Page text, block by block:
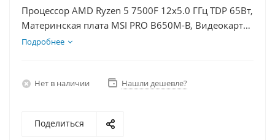
Процессор AMD Ryzen 5 7500F 12x5.0 ГГц TDP 65Вт,
Материнская плата MSI PRO B650M-B, Видеокарта
GT 1030 2Гб, Память DDR5 32Gb, Диски SSD 500Гб
Подробнее
Нет в наличии Нашли дешевле?
Поделиться